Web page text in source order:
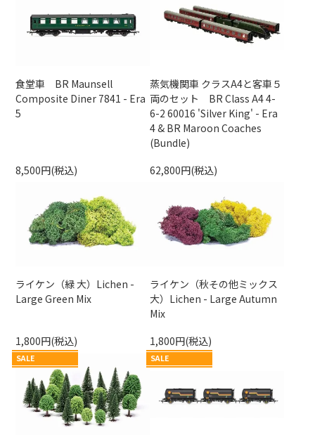
食堂車 BR Maunsell
Composite Diner 7841 - Era
5
8,500円(税込)
蒸気機関車 クラスA4と客車５
両のセット BR Class A4 4-
6-2 60016 'Silver King' - Era
4 & BR Maroon Coaches
(Bundle)
62,800円(税込)
ライケン（緑 大）Lichen -
Large Green Mix
1,800円(税込)
ライケン（秋その他ミックス
大）Lichen - Large Autumn
Mix
1,800円(税込)
SALE SALE